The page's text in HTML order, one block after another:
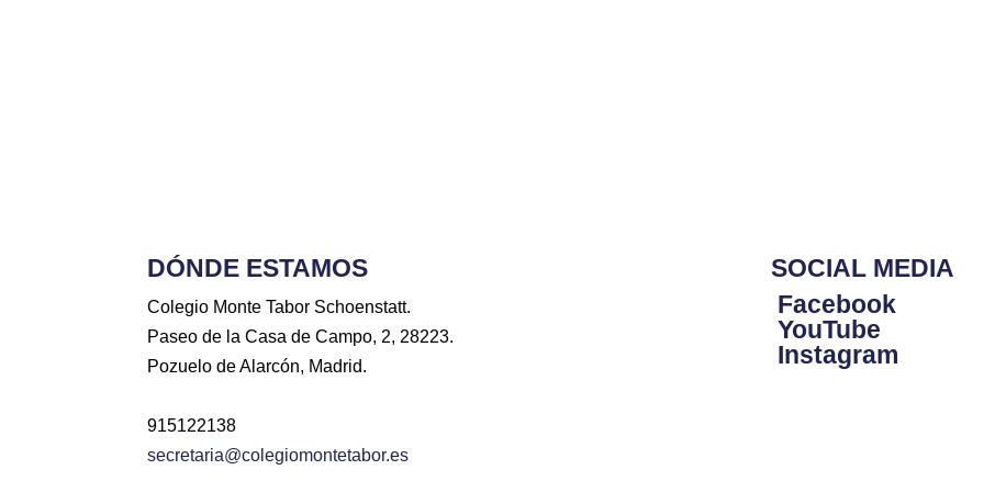
DÓNDE ESTAMOS
Colegio Monte Tabor Schoenstatt.
Paseo de la Casa de Campo, 2, 28223.
Pozuelo de Alarcón, Madrid.
915122138
secretaria@colegiomontetabor.es
SOCIAL MEDIA
Facebook
YouTube
Instagram